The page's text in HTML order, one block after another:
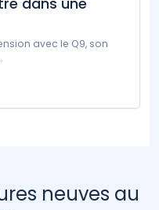
avec le Q9, son
neuves au